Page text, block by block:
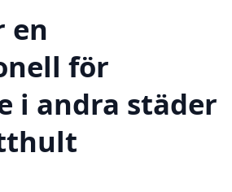
en
för
i andra städer